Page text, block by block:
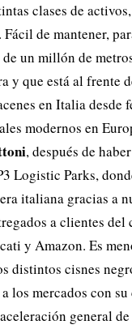
clases de
Fácil de mantener,
un millón de
y que está al frente
en Italia desde
modernos en
, después de
Logistic Parks,
italiana gracias a
a clientes del
y Amazon. Es
distintos cisnes
los mercados con su
general